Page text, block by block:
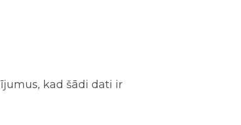
kad šādi dati ir